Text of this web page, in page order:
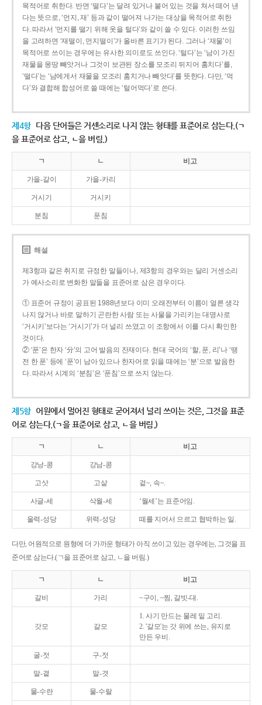
목적어로 취한다. 반면 ‘떨다’는 달려 있거나 붙어 있는 것을 쳐서 떼어 낸
다는 뜻으로, ‘먼지, 재’ 등과 같이 떨어져 나가는 대상을 목적어로 취한
다. 따라서 ‘먼지를 떨기 위해 옷을 털다’와 같이 쓸 수 있다. 이러한 쓰임
을 고려하면 ‘재떨이, 먼지떨이’가 올바른 표기가 된다. 그러나 ‘재물’이
목적어로 쓰이는 경우에는 유사한 의미로도 쓰인다. ‘털다’는 ‘남이 가진
재물을 몽땅 빼앗거나 그것이 보관된 장소를 모조리 뒤지어 훔치다’를,
‘떨다’는 ‘남에게서 재물을 모조리 훔치거나 빼앗다’를 뜻한다. 다만, ‘먹
다’와 결합해 합성어로 쓸 때에는 ‘털어먹다’로 쓴다.
제4항 다음 단어들은 거센소리로 나지 않는 형태를 표준어로 삼는다.(ㄱ
을 표준어로 삼고, ㄴ을 버림.)
ㄱ ㄴ 비고
가을-갈이 가을-카리
거시기 거시키
분침 푼침
해설
제3항과 같은 취지로 규정한 말들이나, 제3항의 경우와는 달리 거센소리
가 예사소리로 변화한 말들을 표준어로 삼은 경우이다.
① 표준어 규정이 공표된 1988년보다 이미 오래전부터 이름이 얼른 생각
나지 않거나 바로 말하기 곤란한 사람 또는 사물을 가리키는 대명사로
‘거시키’보다는 ‘거시기’가 더 널리 쓰였고 이 조항에서 이를 다시 확인한
것이다.
② ‘푼’은 한자 ‘分’의 고어 발음의 잔재이다. 현대 국어의 ‘할, 푼, 리’나 ‘땡
전 한 푼’ 등에 ‘푼’이 남아 있으나 한자어로 읽을 때에는 ‘분’으로 발음한
다. 따라서 시계의 ‘분침’은 ‘푼침’으로 쓰지 않는다.
제5항 어원에서 멀어진 형태로 굳어져서 널리 쓰이는 것은, 그것을 표준
어로 삼는다.(ㄱ을 표준어로 삼고, ㄴ을 버림.)
ㄱ ㄴ 비고
강낭-콩 강남-콩
고삿 고샅 겉~, 속~.
사글-세 삭월-세 ‘월세’는 표준어임.
울력-성당 위력-성당 떼를 지어서 으르고 협박하는 일.
다만, 어원적으로 원형에 더 가까운 형태가 아직 쓰이고 있는 경우에는, 그것을 표
준어로 삼는다.(ㄱ을 표준어로 삼고, ㄴ을 버림.)
ㄱ ㄴ 비고
갈비 가리 ~구이, ~찜, 갈빗-대.
갓모 갈모
1. 사기 만드는 물레 밑 고리.
2. '갈모'는 갓 위에 쓰는, 유지로
만든 우비.
굴-젓 구-젓
말-곁 말-겻
물-수란 물-수랄